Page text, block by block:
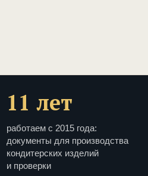
11 лет
работаем с 2015 года:
документы для производства
кондитерских изделий
и проверки